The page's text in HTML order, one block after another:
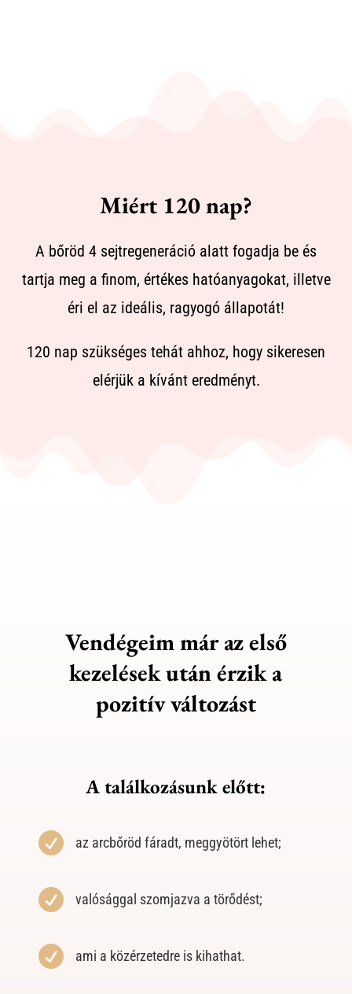
Miért 120 nap?
A bőröd 4 sejtregeneráció alatt fogadja be és
tartja meg a finom, értékes hatóanyagokat, illetve
éri el az ideális, ragyogó állapotát!
120 nap szükséges tehát ahhoz, hogy sikeresen
elérjük a kívánt eredményt.
Vendégeim már az első
kezelések után érzik a
pozitív változást
A találkozásunk előtt:
 az arcbőröd fáradt, meggyötört lehet;
 valósággal szomjazva a törődést;
 ami a közérzetedre is kihathat.